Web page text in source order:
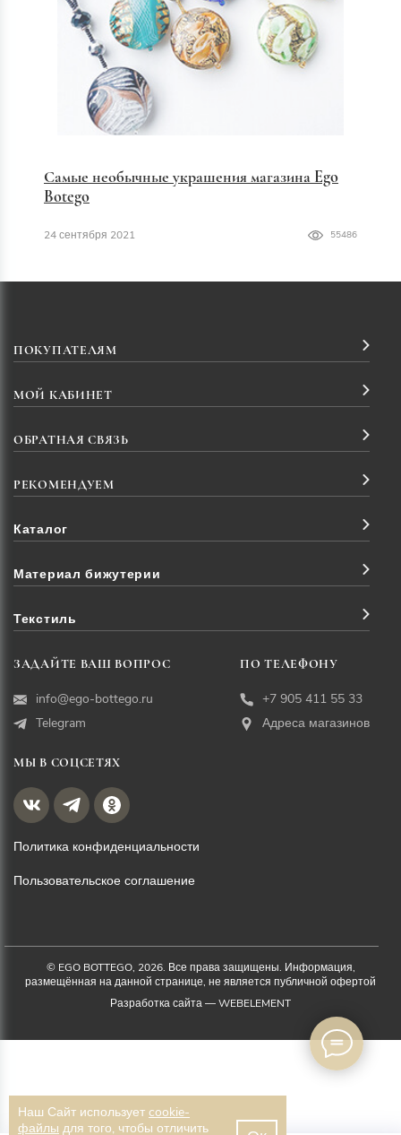
Самые необычные украшения магазина Ego
Botego
24 сентября 2021 55486
ПОКУПАТЕЛЯМ
МОЙ КАБИНЕТ
ОБРАТНАЯ СВЯЗЬ
РЕКОМЕНДУЕМ
Каталог
Материал бижутерии
Текстиль
ЗАДАЙТЕ ВАШ ВОПРОС
info@ego-bottego.ru
Telegram
ПО ТЕЛЕФОНУ
+7 905 411 55 33
Адреса магазинов
МЫ В СОЦСЕТЯХ
Политика конфиденциальности
Пользовательское соглашение
© EGO BOTTEGO, 2026. Все права защищены. Информация,
размещённая на данной странице, не является публичной офертой
Разработка сайта —WEBELEMENT
Наш Сайт использует cookie-
файлы для того, чтобы отличить